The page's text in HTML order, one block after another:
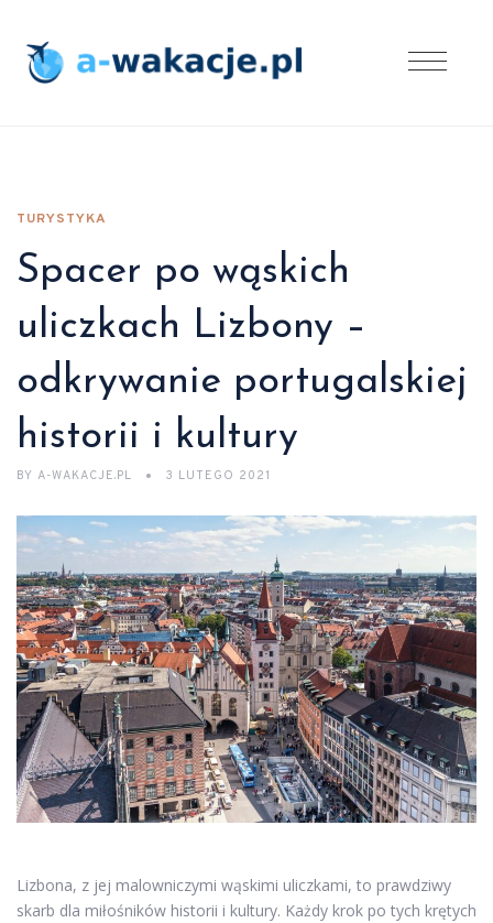
TURYSTYKA
Spacer po wąskich
uliczkach Lizbony –
odkrywanie portugalskiej
historii i kultury
BY A-WAKACJE.PL 3 LUTEGO 2021
Lizbona, z jej malowniczymi wąskimi uliczkami, to prawdziwy
skarb dla miłośników historii i kultury. Każdy krok po tych krętych